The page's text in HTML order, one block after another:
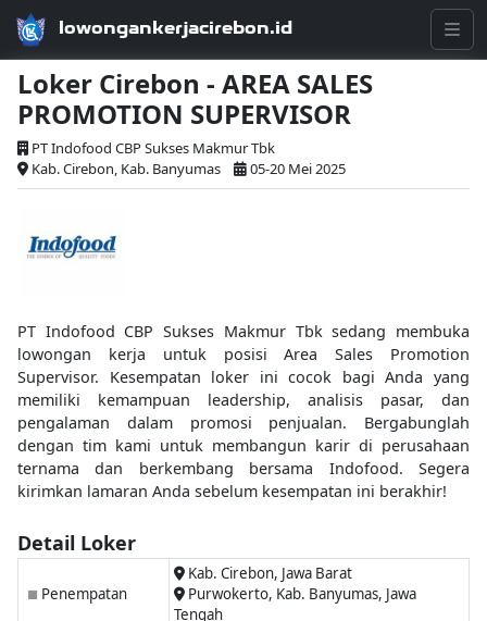
lowongankerjacirebon.id
Loker Cirebon - AREA SALES
PROMOTION SUPERVISOR
PT Indofood CBP Sukses Makmur Tbk
Kab. Cirebon, Kab. Banyumas
05-20 Mei 2025
PT Indofood CBP Sukses Makmur Tbk sedang membuka
lowongan kerja untuk posisi Area Sales Promotion
Supervisor. Kesempatan loker ini cocok bagi Anda yang
memiliki kemampuan leadership, analisis pasar, dan
pengalaman dalam promosi penjualan. Bergabunglah
dengan tim kami untuk membangun karir di perusahaan
ternama dan berkembang bersama Indofood. Segera
kirimkan lamaran Anda sebelum kesempatan ini berakhir!
Detail Loker
■ Penempatan
Kab. Cirebon, Jawa Barat
Purwokerto, Kab. Banyumas, Jawa
Tengah